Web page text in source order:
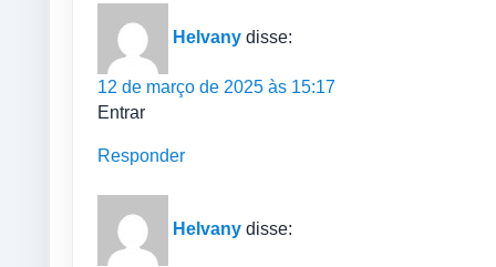
Helvany disse:
12 de março de 2025 às 15:17
Entrar
Responder
Helvany disse: